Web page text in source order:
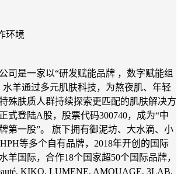
环境
司是一家以“研发赋能品牌 ，数字赋能组
水羊通过多元肌肤科技，为熬夜肌、年轻
殊肤质人群持续探索更匹配的肌肤解决方
式登陆A股，股票代码300740，成为“中
第一股”。 旗下拥有御泥坊、大水滴、小
等多个自有品牌，2018年开创的国际
国际，合作18个国家超50个国际品牌，
KIKO, LUMENE, AMOUAGE, 3LAB,